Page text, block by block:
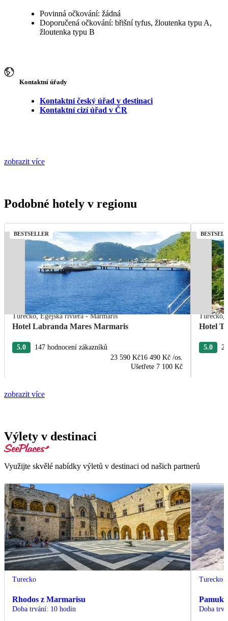
Povinná očkování: žádná
Doporučená očkování: břišní tyfus, žloutenka typu A,
žloutenka typu B
Kontaktní úřady
Kontaktní český úřad v destinaci
Kontaktní cizí úřad v ČR
zobrazit více
Podobné hotely v regionu
BESTSELLER
Turecko,Egejská riviéra - Marmaris
Hotel Labranda Mares Marmaris
5.0
147 hodnocení zákazníků
23 590 Kč16 490 Kč /os.
Ušetřete 7 100 Kč
Turecko,
Hotel
5.0
zobrazit více
Výlety v destinaci
Využijte skvělé nabídky výletů v destinaci od našich partnerů
Turecko
Rhodos z Marmarisu
Doba trvání: 10 hodin
Turecko
Doba